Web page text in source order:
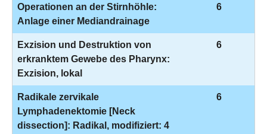
Operationen an der Stirnhöhle:
Anlage einer Mediandrainage
6
Exzision und Destruktion von
erkranktem Gewebe des Pharynx:
Exzision, lokal
6
Radikale zervikale
Lymphadenektomie [Neck
dissection]: Radikal, modifiziert: 4
6